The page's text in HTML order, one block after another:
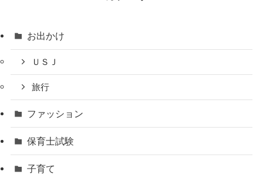
お出かけ
ＵＳＪ
旅行
ファッション
保育士試験
子育て